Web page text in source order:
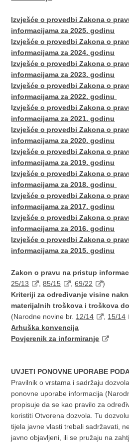
Izvješće o provedbi Zakona o
informacijama za 2025. godinu
Izvješće o provedbi Zakona o
informacijama za 2024. godinu
Izvješće o provedbi Zakona o
informacijama za 2023. godinu
Izvješće o provedbi Zakona o
informacijama za 2022. godinu
Izvješće o provedbi Zakona o
informacijama za 2021. godinu
Izvješće o provedbi Zakona o
informacijama za 2020. godinu​
Izvješće o provedbi Zakona o
informacijama za 2019. godinu
Izvješće o provedbi Zakona o
informacijama za 2018. godinu
Izvješće o provedbi Zakona o
informacijama za 2017. godinu
Izvješće o provedbi Zakona o
informacijama za 2016. godinu
Izvješće o provedbi Zakona o
informacijama za 2015. godinu
Zakon o pravu na pristup
25/13
,85/15 ,69/22
)
Kriteriji za određivanje visine
materijalnih troškova i troškova
(Narodne novine br. 12/14 15/14
Arhuška konvencija
Povjerenik za informiranje
​UVJETI PONOVNE UPORABE
​Pravilnik o vrstama i sadržaju
ponovne uporabe informacija
propisuje da se kao pravilo za
koristiti Otvorena dozvola. Tu
tijela javne vlasti trebali sadržavati,
javno objavljeni, ili se pružaju na